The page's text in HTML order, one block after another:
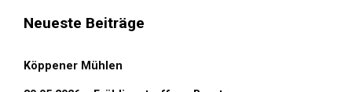
Neueste Beiträge
Köppener Mühlen